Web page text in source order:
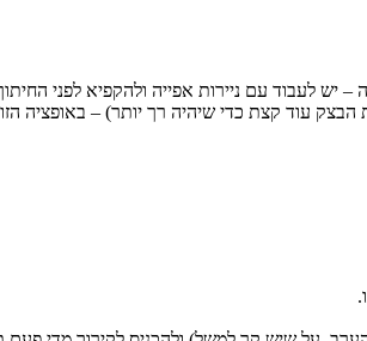
יש לעבוד עם ניירות אפייה ולהקפיא לפני
עוד קצת כדי שיהיה רך יותר) – באופציה הזו